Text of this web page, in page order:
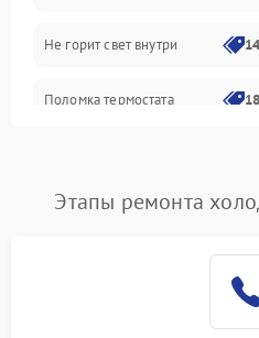
Не горит свет внутри
Поломка термостата
Поломка системы No Frost
Этапы ремонта